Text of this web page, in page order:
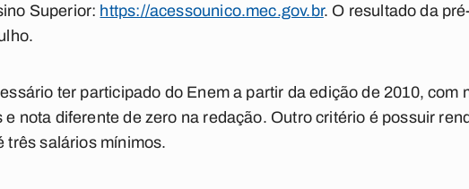
Superior: https://acessounico.mec.gov.br. O resultado da
ter participado do Enem a partir da edição de 2010, com
e nota diferente de zero na redação. Outro critério é possuir
três salários mínimos.